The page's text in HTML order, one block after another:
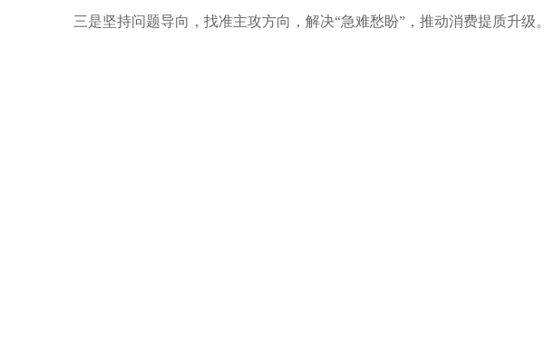
三是坚持问题导向，找准主攻方向，解决“急难愁盼”，推动消费提质升级。